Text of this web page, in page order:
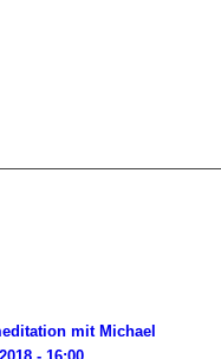
mit Michael